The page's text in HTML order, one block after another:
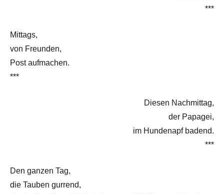
***
Mittags,
von Freunden,
Post aufmachen.
***
Diesen Nachmittag,
der Papagei,
im Hundenapf badend.
***
Den ganzen Tag,
die Tauben gurrend,